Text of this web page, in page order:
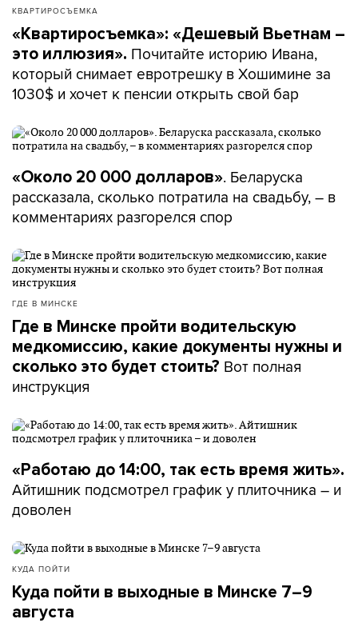
КВАРТИРОСЪЕМКА
«Квартиросъемка»: «Дешевый Вьетнам –
это иллюзия». Почитайте историю Ивана,
который снимает евротрешку в Хошимине за
1030$ и хочет к пенсии открыть свой бар
«Около 20 000 долларов». Беларуска
рассказала, сколько потратила на свадьбу, – в
комментариях разгорелся спор
ГДЕ В МИНСКЕ
Где в Минске пройти водительскую
медкомиссию, какие документы нужны и
сколько это будет стоить? Вот полная
инструкция
«Работаю до 14:00, так есть время жить».
Айтишник подсмотрел график у плиточника – и
доволен
КУДА ПОЙТИ
Куда пойти в выходные в Минске 7–9
августа